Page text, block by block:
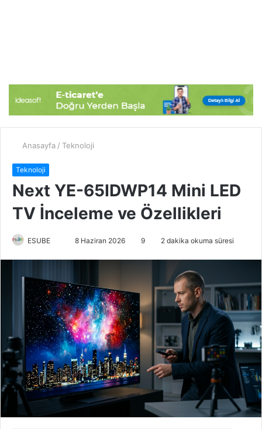
Anasayfa / Teknoloji
Teknoloji
Next YE-65IDWP14 Mini LED
TV İnceleme ve Özellikleri
ESUBE
e
-
p
o
s
t
a
g
ö
n
8 Haziran 2026 9 2 dakika okuma süresi